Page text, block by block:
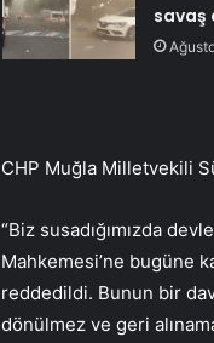
savaş
CHP Muğla Milletvekili
“Biz susadığımızda
Mahkemesi’ne bugüne
reddedildi. Bunun bir
dönülmez ve geri